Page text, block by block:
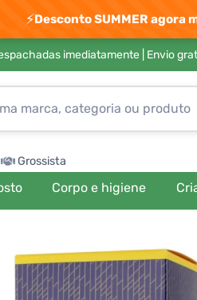
⚡Desconto SUMMER agora
imediatamente | Envio
Grossista
Corpo e higiene